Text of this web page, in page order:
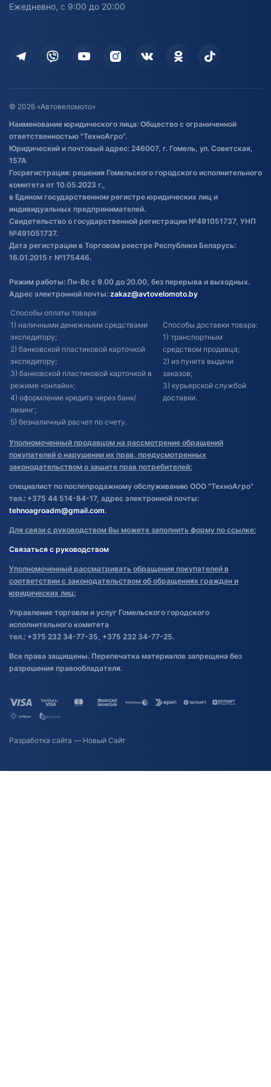
Дополнительные услуги
Оставить отзыв
Договор публичной оферты
Обработка файлов cookie
Постановка транспорта на учет
Обновления в ЭПТС 2024
Ежедневно, с 9:00 до 20:00
© 2026 «Автовеломото»
Наименование юридического лица: Общество с ограниченной
ответственностью "ТехноАгро".
Юридический и почтовый адрес: 246007, г. Гомель, ул. Советская,
157А
Госрегистрация: решения Гомельского городского исполнительного
комитета от 10.05.2023 г.,
в Едином государственном регистре юридических лиц и
индивидуальных предпринимателей.
Свидетельство о государственной регистрации №491051737, УНП
№491051737.
Дата регистрации в Торговом реестре Республики Беларусь:
16.01.2015 г №175446.
Режим работы: Пн-Вс с 9.00 до 20.00, без перерыва и выходных.
Адрес электронной почты: zakaz@avtovelomoto.by
Способы оплаты товара:
1) наличными денежными средствами
экспедитору;
2) банковской пластиковой карточкой
экспедитору;
3) банковской пластиковой карточкой в
режиме «онлайн»;
4) оформление кредита через банк/
лизинг;
5) безналичный расчет по счету.
Способы доставки товара:
1) транспортным
средством продавца;
2) из пункта выдачи
заказов;
3) курьерской службой
доставки.
Уполномоченный продавцом на рассмотрение обращений
покупателей о нарушении их прав, предусмотренных
законодательством о защите прав потребителей:
специалист по послепродажному обслуживанию ООО "ТехноАгро"
тел.: +375 44 514-84-17, адрес электронной почты:
tehnoagroadm@gmail.com.
Для связи с руководством Вы можете заполнить форму по ссылке:
Связаться с руководством
Уполномоченный рассматривать обращения покупателей в
соответствии с законодательством об обращениях граждан и
юридических лиц:
Управление торговли и услуг Гомельского городского
исполнительного комитета
тел.: +375 232 34-77-35, +375 232 34-77-25.
Все права защищены. Перепечатка материалов запрещена без
разрешения правообладателя.
Разработка сайта — Новый Сайт